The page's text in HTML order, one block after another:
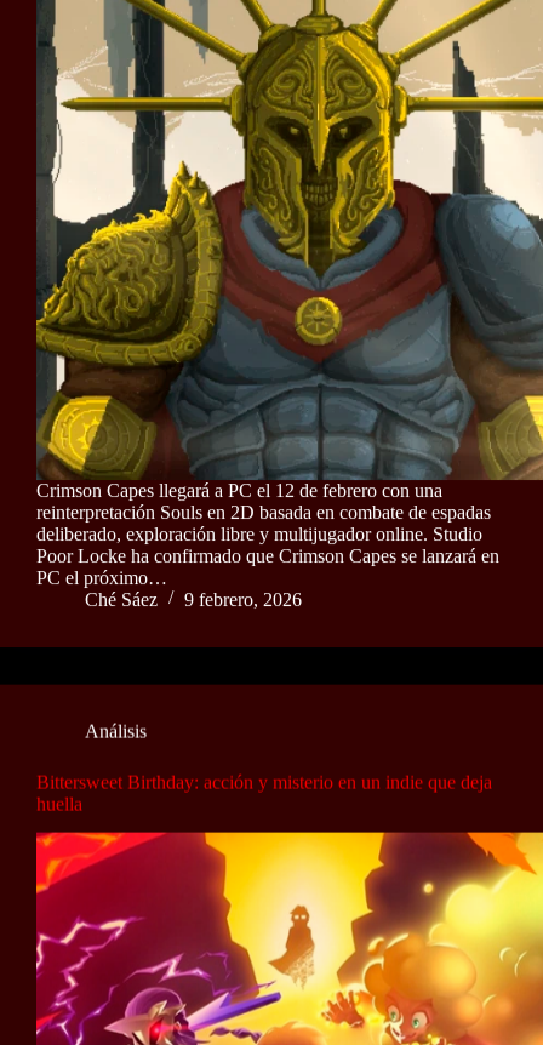
Crimson Capes llegará a PC el 12 de febrero con una
reinterpretación Souls en 2D basada en combate de espadas
deliberado, exploración libre y multijugador online. Studio
Poor Locke ha confirmado que Crimson Capes se lanzará en
PC el próximo…
Ché Sáez
9 febrero, 2026
Análisis
Bittersweet Birthday: acción y misterio en un indie que deja
huella